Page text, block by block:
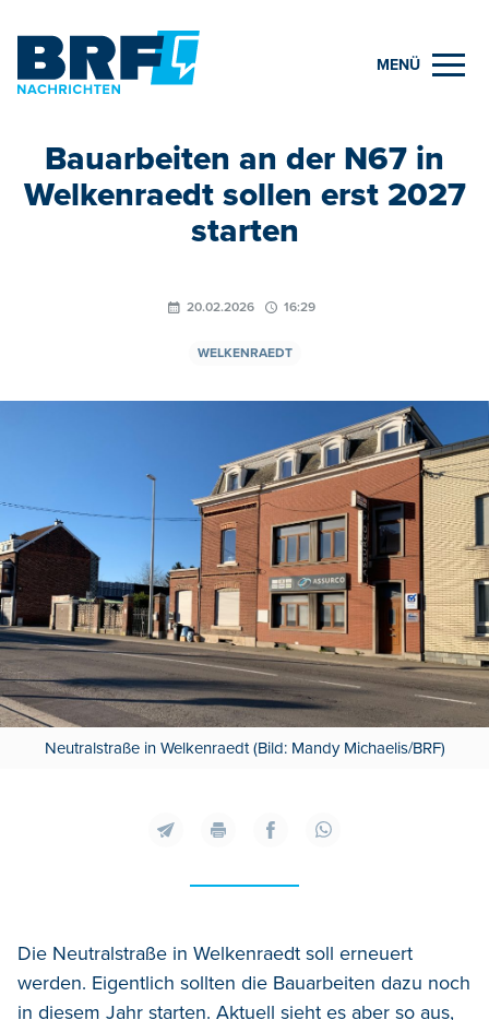
MENÜ
Bauarbeiten an der N67 in
Welkenraedt sollen erst 2027
starten
20.02.2026 16:29
WELKENRAEDT
Neutralstraße in Welkenraedt (Bild: Mandy Michaelis/BRF)
Die Neutralstraße in Welkenraedt soll erneuert
werden. Eigentlich sollten die Bauarbeiten dazu noch
in diesem Jahr starten. Aktuell sieht es aber so aus,